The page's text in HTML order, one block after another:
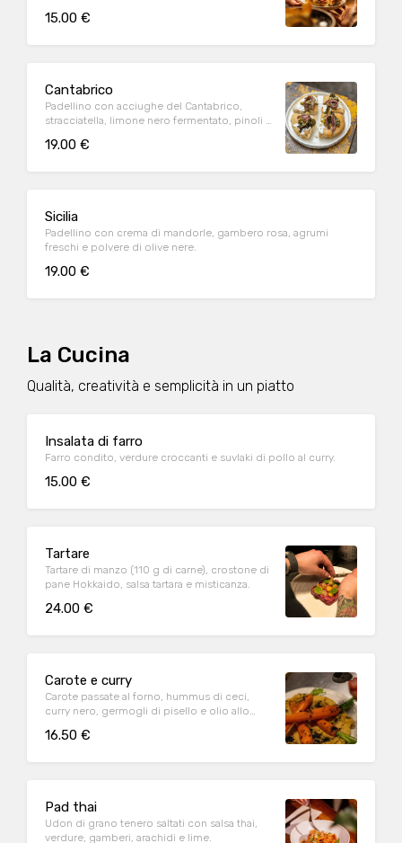
15.00 €
Cantabrico
Padellino con acciughe del Cantabrico,
stracciatella, limone nero fermentato, pinoli e
19.00 €
Sicilia
Padellino con crema di mandorle, gambero rosa, agrumi
freschi e polvere di olive nere.
19.00 €
La Cucina
Qualità, creatività e semplicità in un piatto
Insalata di farro
Farro condito, verdure croccanti e suvlaki di pollo al curry.
15.00 €
Tartare
Tartare di manzo (110 g di carne), crostone di
pane Hokkaido, salsa tartara e misticanza.
24.00 €
Carote e curry
Carote passate al forno, hummus di ceci,
curry nero, germogli di pisello e olio allo
16.50 €
Pad thai
Udon di grano tenero saltati con salsa thai,
verdure, gamberi, arachidi e lime.